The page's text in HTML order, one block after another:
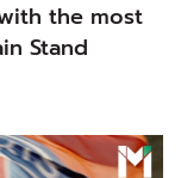
the most
Stand